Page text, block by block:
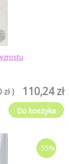
110,24 zł
zł )
Do koszyka
-55%